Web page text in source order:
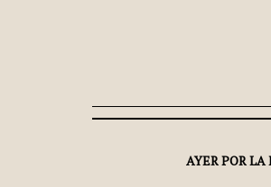
AYER POR LA